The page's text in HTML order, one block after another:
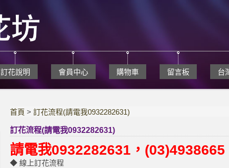
訂花說明 會員中心 購物車 留言板 台
首頁 >訂花流程(請電我0932282631)
訂花流程(請電我0932282631)
請電我0932282631，(03)4938665
◆ 線上訂花流程